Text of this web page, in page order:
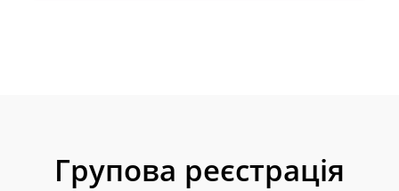
Групова реєстрація